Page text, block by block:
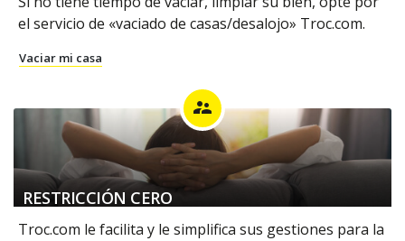
el servicio de «vaciado de casas/desalojo» Troc.com.
Vaciar mi casa
supervisor_account
RESTRICCIÓN CERO
Troc.com le facilita y le simplifica sus gestiones para la